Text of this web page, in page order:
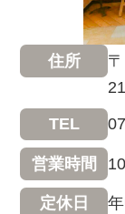
住所
TEL
営業時間
定休日